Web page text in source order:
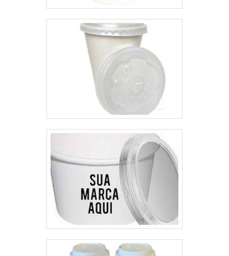
multidisciplinar de consultores
associados; Profissionais com
vasta experiência na área de
atuação; Equipe de alta
qualidade; Escritório de alta
qualidade onde são realizadas as
atividades; Sala de treinamento
com materiais sofisticados;
geração. REFERÊNCIA DE
QUALIDADE NO
SEGMENTOSomente na
Plásticos Araken tem o que há de
melhor no mercado de fábrica de
sacolas plásticas personalizadas
SP. Com foco na experiência dos
clientes, oferece itens variados
como sacos para coleta seletiva
e saco para acondicionamento